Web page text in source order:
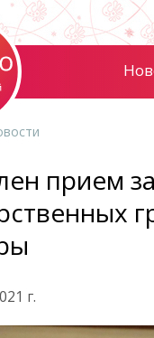
прием
г.